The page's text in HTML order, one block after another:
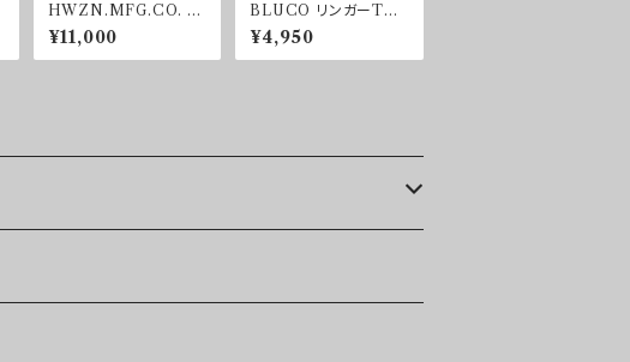
HWZN.MFG.CO. 調
光SUNGLASS
¥11,000
BLUCO リンガーTシ
ャツ -HEX PATCH-
¥4,950